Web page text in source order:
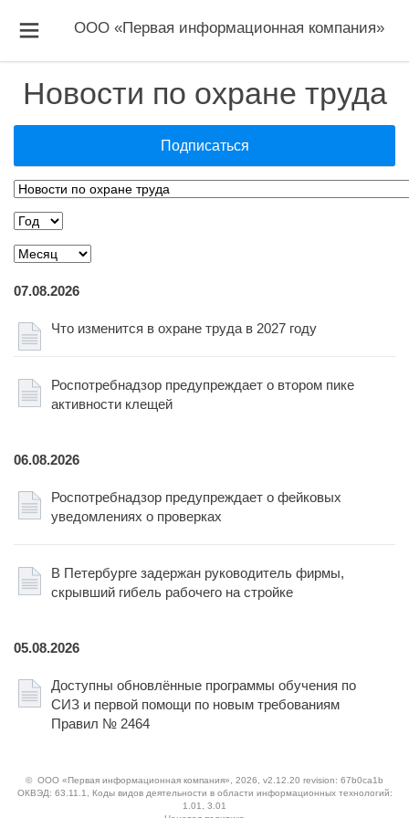
ООО «Первая информационная компания»
Новости по охране труда
Подписаться
07.08.2026
Что изменится в охране труда в 2027 году
Роспотребнадзор предупреждает о втором пике
активности клещей
06.08.2026
Роспотребнадзор предупреждает о фейковых
уведомлениях о проверках
В Петербурге задержан руководитель фирмы,
скрывший гибель рабочего на стройке
05.08.2026
Доступны обновлённые программы обучения по
СИЗ и первой помощи по новым требованиям
Правил № 2464
© ООО «Первая информационная компания» , 2026, v2.12.20 revision: 67b0ca1b
ОКВЭД: 63.11.1, Коды видов деятельности в области информационных технологий:
1.01, 3.01